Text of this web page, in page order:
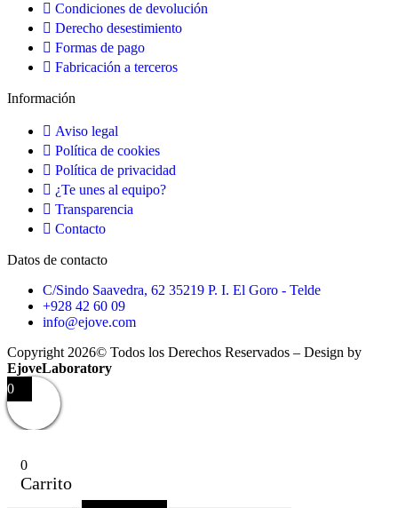
Condiciones de devolución
Derecho desestimiento
Formas de pago
Fabricación a terceros
Información
Aviso legal
Política de cookies
Política de privacidad
¿Te unes al equipo?
Transparencia
Contacto
Datos de contacto
C/Sindo Saavedra, 62 35219 P. I. El Goro - Telde
+928 42 60 09
info@ejove.com
Copyright 2026© Todos los Derechos Reservados – Design by
EjoveLaboratory
0
0
Carrito